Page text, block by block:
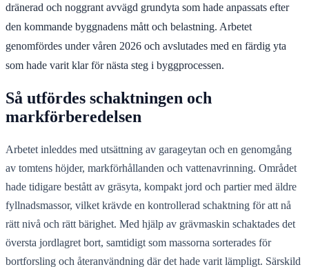
dränerad och noggrant avvägd grundyta som hade anpassats efter
den kommande byggnadens mått och belastning. Arbetet
genomfördes under våren 2026 och avslutades med en färdig yta
som hade varit klar för nästa steg i byggprocessen.
Så utfördes schaktningen och
markförberedelsen
Arbetet inleddes med utsättning av garageytan och en genomgång
av tomtens höjder, markförhållanden och vattenavrinning. Området
hade tidigare bestått av gräsyta, kompakt jord och partier med äldre
fyllnadsmassor, vilket krävde en kontrollerad schaktning för att nå
rätt nivå och rätt bärighet. Med hjälp av grävmaskin schaktades det
översta jordlagret bort, samtidigt som massorna sorterades för
bortforsling och återanvändning där det hade varit lämpligt. Särskild